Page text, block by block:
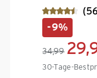
-9%
34,99
30-Tage-